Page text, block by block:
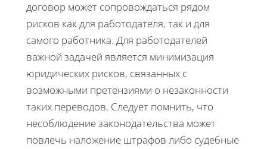
договор может сопровождаться рядом
рисков как для работодателя, так и для
самого работника. Для работодателей
важной задачей является минимизация
юридических рисков, связанных с
возможными претензиями о незаконности
таких переводов. Следует помнить, что
несоблюдение законодательства может
повлечь наложение штрафов либо судебные